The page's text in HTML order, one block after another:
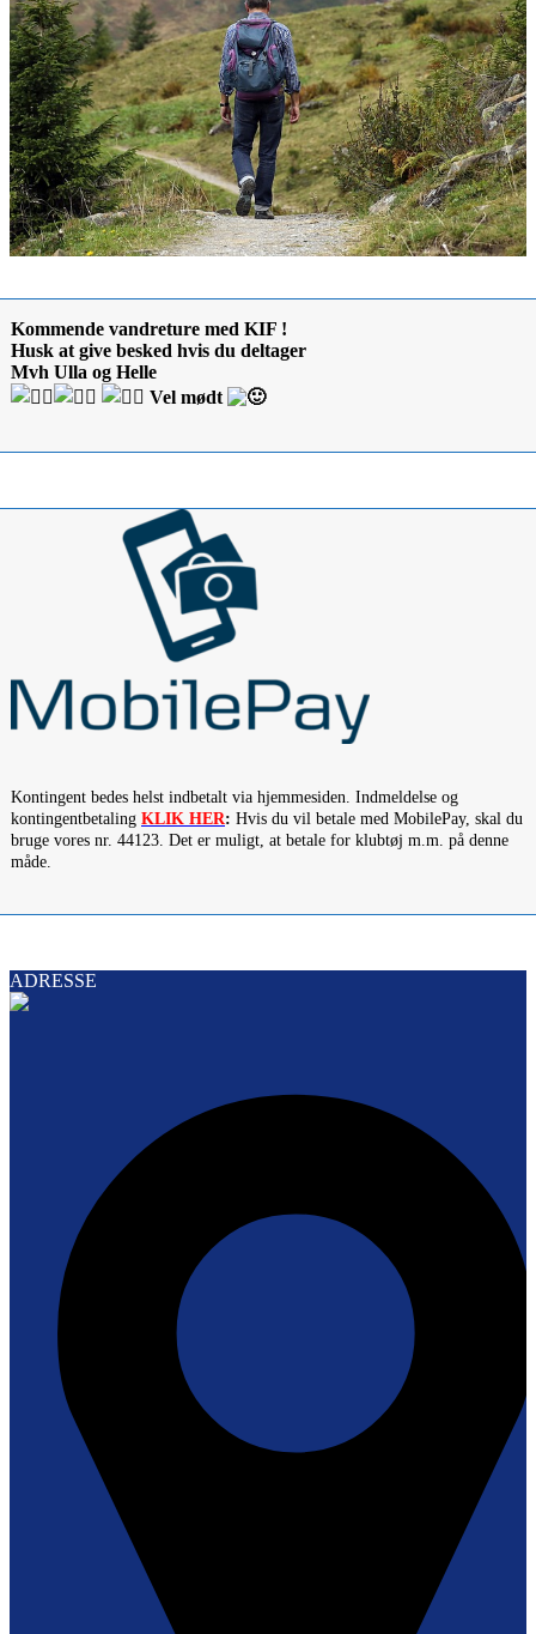
Kommende vandreture med KIF !
Husk at give besked hvis du deltager
Mvh Ulla og Helle
Vel mødt
Kontingent bedes helst indbetalt via hjemmesiden. Indmeldelse og
kontingentbetaling KLIK HER: Hvis du vil betale med MobilePay, skal du
bruge vores nr. 44123. Det er muligt, at betale for klubtøj m.m. på denne
måde.
ADRESSE